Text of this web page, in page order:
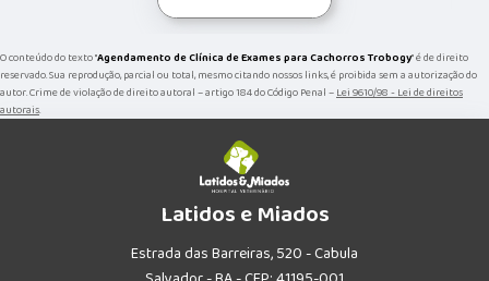
O conteúdo do texto "Agendamento de Clínica de Exames para Cachorros Trobogy" é de direito
reservado. Sua reprodução, parcial ou total, mesmo citando nossos links, é proibida sem a autorização do
autor. Crime de violação de direito autoral – artigo 184 do Código Penal –Lei 9610/98 - Lei de direitos
autorais.
Latidos e Miados
Estrada das Barreiras, 520 - Cabula